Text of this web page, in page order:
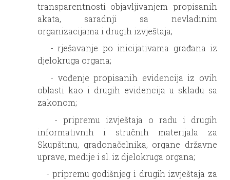
transparentnosti objavljivanjem propisanih
akata, saradnji sa nevladinim
organizacijama i drugih izvještaja;
- rješavanje po inicijativama građana iz
djelokruga organa;
- vođenje propisanih evidencija iz ovih
oblasti kao i drugih evidencija u skladu sa
zakonom;
- pripremu izvještaja o radu i drugih
informativnih i stručnih materijala za
Skupštinu, gradonačelnika, organe državne
uprave, medije i sl. iz djelokruga organa;
- pripremu godišnjeg i drugih izvještaja za